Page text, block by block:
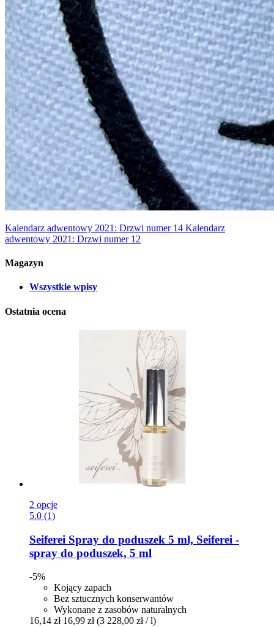
Kalendarz adwentowy 2021: Drzwi numer 14 Kalendarz
adwentowy 2021: Drzwi numer 12
Magazyn
Wszystkie wpisy
Ostatnia ocena
2 opcje
5.0 (1)
Seiferei Spray do poduszek 5 ml, Seiferei -​
spray do poduszek, 5 ml
-5%
Kojący zapach
Bez sztucznych konserwantów
Wykonane z zasobów naturalnych
16,14 zł 16,99 zł (3 228,00 zł / l)